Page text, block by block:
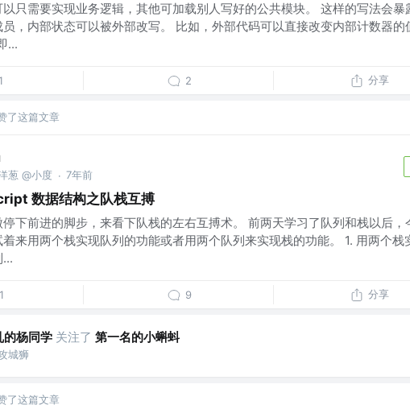
只需要实现业务逻辑，其他可加载别人写好的公共模块。 这样的写法会暴
，内部状态可以被外部改写。 比如，外部代码可以直接改变内部计数器的
...
2 分享
了这篇文章
葱 @小度 · 7年前
数据结构之队栈互搏
下前进的脚步，来看下队栈的左右互搏术。 前两天学习了队列和栈以后，
来用两个栈实现队列的功能或者用两个队列来实现栈的功能。 1. 用两个栈
9 分享
的杨同学 关注了 第一名的小蝌蚪
城狮
了这篇文章